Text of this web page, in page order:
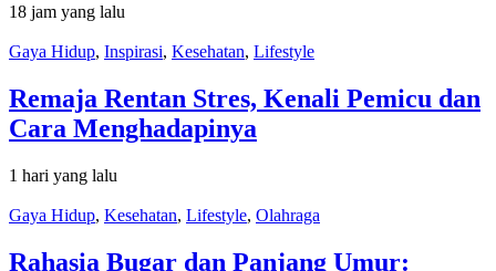
18 jam yang lalu
Gaya Hidup, Inspirasi, Kesehatan, Lifestyle
Remaja Rentan Stres, Kenali Pemicu dan
Cara Menghadapinya
1 hari yang lalu
Gaya Hidup, Kesehatan, Lifestyle, Olahraga
Rahasia Bugar dan Panjang Umur: